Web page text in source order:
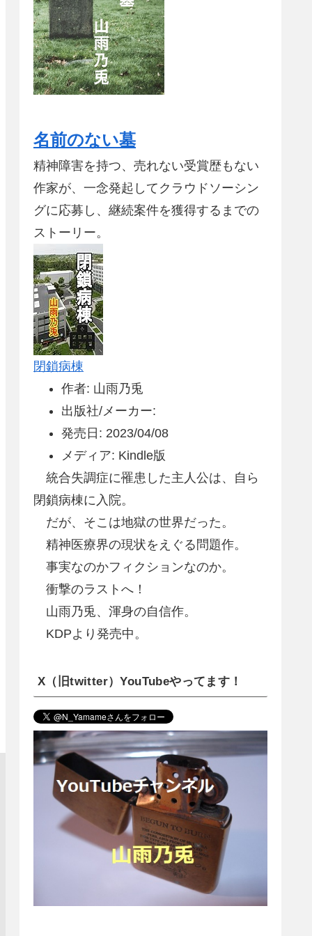
名前のない墓
精神障害を持つ、売れない受賞歴もない
作家が、一念発起してクラウドソーシン
グに応募し、継続案件を獲得するまでの
ストーリー。
閉鎖病棟
作者: 山雨乃兎
出版社/メーカー:
発売日: 2023/04/08
メディア: Kindle版
統合失調症に罹患した主人公は、自ら
閉鎖病棟に入院。
だが、そこは地獄の世界だった。
精神医療界の現状をえぐる問題作。
事実なのかフィクションなのか。
衝撃のラストへ！
山雨乃兎、渾身の自信作。
KDPより発売中。
X（旧twitter）YouTubeやってます！